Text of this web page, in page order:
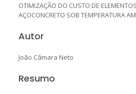
OTIMIZAÇÃO DO CUSTO DE
AÇOCONCRETO SOB TEMPERATURA
Autor
João Câmara Neto
Resumo